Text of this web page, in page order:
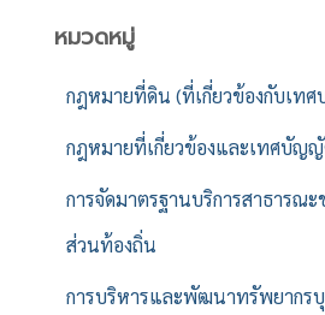
หมวดหมู่
กฎหมายที่ดิน (ที่เกี่ยวข้องกับเทศ
กฎหมายที่เกี่ยวข้องและเทศบัญ
การจัดมาตรฐานบริการสาธารณะ
ส่วนท้องถิ่น
การบริหารและพัฒนาทรัพยากร